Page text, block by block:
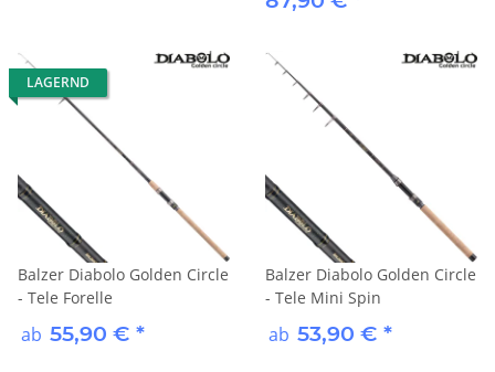
LAGERND
Balzer Diabolo Golden Circle
- Tele Forelle
ab 55,90 € *
Balzer Diabolo Golden Circle
- Tele Mini Spin
ab 53,90 € *